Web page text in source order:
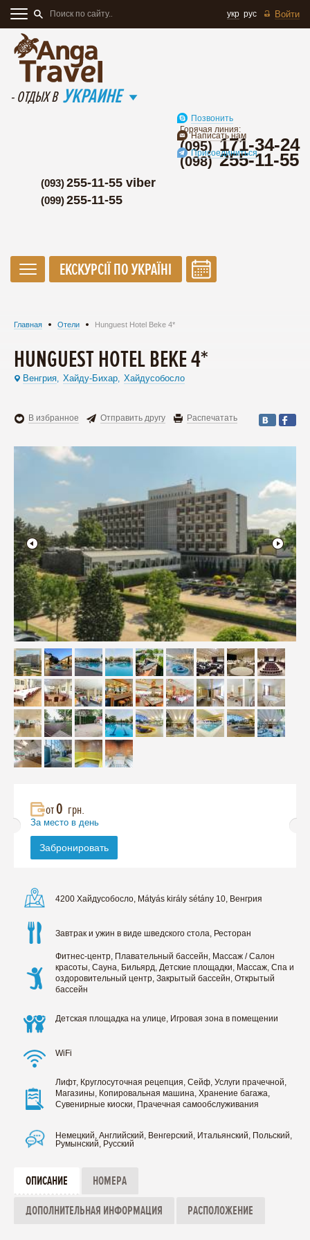
Войти
укр рус
- ОТДЫХ В УКРАИНЕ
Горячая линия:
(095)171-34-24
(098)255-11-55
(093)255-11-55 viber
(099)255-11-55
Позвонить
Написать нам
Присоединиться
ЕКСКУРСІЇ ПО УКРАЇНІ
Главная Отели Hunguest Hotel Bеke 4*
HUNGUEST HOTEL BЕKE 4*
Венгрия, Хайду-Бихар, Хайдусобосло
В избранное Отправить другу Распечатать
от0 грн.
За место в день
Забронировать
4200 Хайдусобосло, Mátyás király sétány 10, Венгрия
Завтрак и ужин в виде шведского стола, Ресторан
Фитнес-центр, Плавательный бассейн, Массаж / Салон
красоты, Сауна, Бильярд, Детские площадки, Массаж, Спа и
оздоровительный центр, Закрытый бассейн, Открытый
бассейн
Детская площадка на улице, Игровая зона в помещении
WiFi
Лифт, Круглосуточная рецепция, Сейф, Услуги прачечной,
Магазины, Копировальная машина, Хранение багажа,
Сувенирные киоски, Прачечная самообслуживания
Немецкий, Английский, Венгерский, Итальянский, Польский,
Румынский, Русский
ОПИСАНИЕ НОМЕРА
ДОПОЛНИТЕЛЬНАЯ ИНФОРМАЦИЯ РАСПОЛОЖЕНИЕ